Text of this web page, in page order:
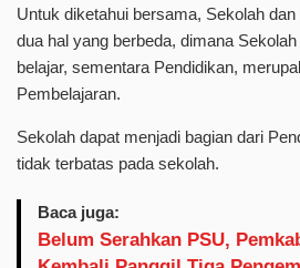
Untuk diketahui bersama, Sekolah
dua hal yang berbeda, dimana
belajar, sementara Pendidikan,
Pembelajaran.
Sekolah dapat menjadi bagian dari
tidak terbatas pada sekolah.
Baca juga:
Belum Serahkan PSU,